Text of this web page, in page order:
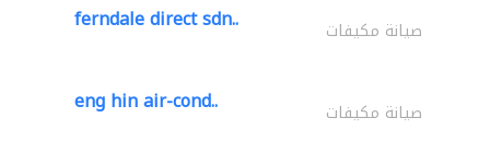
ferndale direct sdn.. صيانة مكيفات
eng hin air-cond.. صيانة مكيفات